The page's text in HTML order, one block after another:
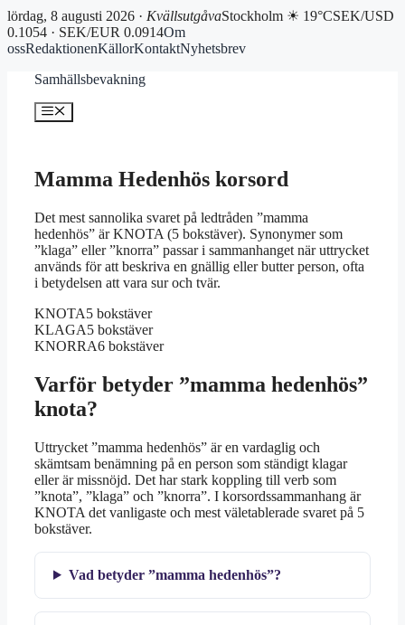
lördag, 8 augusti 2026 · KvällsutgåvaStockholm ☀ 19°CSEK/USD
0.1054 · SEK/EUR 0.0914Om
ossRedaktionenKällorKontaktNyhetsbrev
Samhällsbevakning
Meny
Mamma Hedenhös korsord
Det mest sannolika svaret på ledtråden ”mamma
hedenhös” är KNOTA (5 bokstäver). Synonymer som
”klaga” eller ”knorra” passar i sammanhanget när uttrycket
används för att beskriva en gnällig eller butter person, ofta
i betydelsen att vara sur och tvär.
KNOTA5 bokstäver
KLAGA5 bokstäver
KNORRA6 bokstäver
Varför betyder ”mamma hedenhös”
knota?
Uttrycket ”mamma hedenhös” är en vardaglig och
skämtsam benämning på en person som ständigt klagar
eller är missnöjd. Det har stark koppling till verb som
”knota”, ”klaga” och ”knorra”. I korsordssammanhang är
KNOTA det vanligaste och mest väletablerade svaret på 5
bokstäver.
Vad betyder ”mamma hedenhös”?